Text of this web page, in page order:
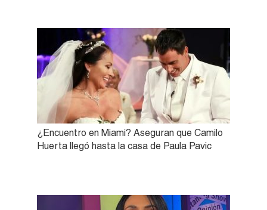
¿Encuentro en Miami? Aseguran que Camilo
Huerta llegó hasta la casa de Paula Pavic